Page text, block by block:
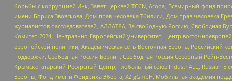
борьбы с коррупцией Инк, Завет церквей TCCN, Агора, Всемирный фонд
имени Бориса Звозскова, Дом прав человека Тбилиси, Дом прав человека
журналистов расследователей, АЛЛАТРА, За свободную Россию, Свободная
Комитет-2024, Центрально-Европейский университет, Центр
европейской политики, Академическая сеть Восточная Европа, Российский
поддержки, Свободная Россия Берлин, Свободная Россия Северный Рейн-
Крымскотатарский Ресурсный Центр, Глобальный союз IndustriALL, Russian
Европы, Фонд имени Фридриха Эберта, XZ gGmbH, Мобильная академия